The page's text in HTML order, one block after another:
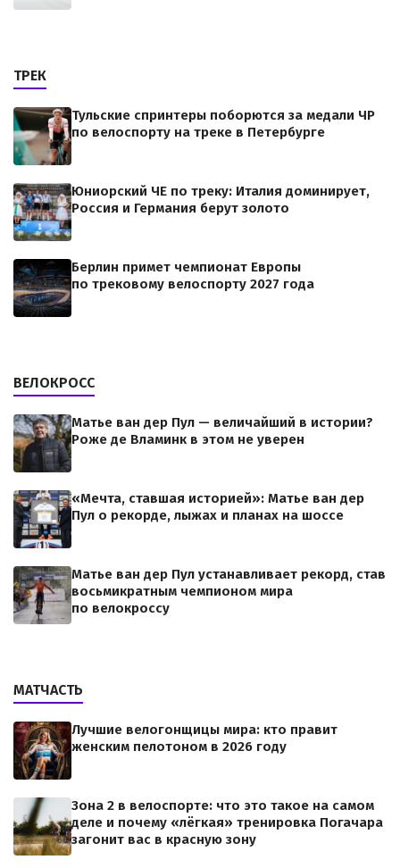
ТРЕК
Тульские спринтеры поборются за медали ЧР
по велоспорту на треке в Петербурге
Юниорский ЧЕ по треку: Италия доминирует,
Россия и Германия берут золото
Берлин примет чемпионат Европы
по трековому велоспорту 2027 года
ВЕЛОКРОСС
Матье ван дер Пул — величайший в истории?
Роже де Вламинк в этом не уверен
«Мечта, ставшая историей»: Матье ван дер
Пул о рекорде, лыжах и планах на шоссе
Матье ван дер Пул устанавливает рекорд, став
восьмикратным чемпионом мира
по велокроссу
МАТЧАСТЬ
Лучшие велогонщицы мира: кто правит
женским пелотоном в 2026 году
Зона 2 в велоспорте: что это такое на самом
деле и почему «лёгкая» тренировка Погачара
загонит вас в красную зону